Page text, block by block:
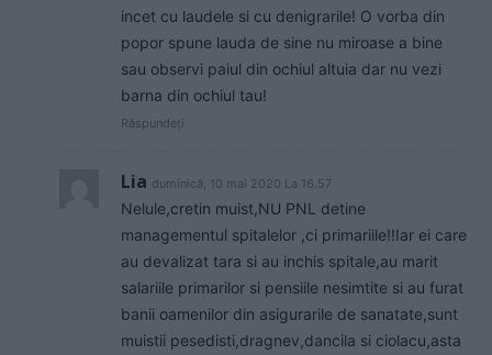
incet cu laudele si cu denigrarile! O vorba din
popor spune lauda de sine nu miroase a bine
sau observi paiul din ochiul altuia dar nu vezi
barna din ochiul tau!
Răspundeți
Lia duminică, 10 mai 2020 La 16.57
Nelule,cretin muist,NU PNL detine
managementul spitalelor ,ci primariile!!Iar ei care
au devalizat tara si au inchis spitale,au marit
salariile primarilor si pensiile nesimtite si au furat
banii oamenilor din asigurarile de sanatate,sunt
muistii pesedisti,dragnev,dancila si ciolacu,asta